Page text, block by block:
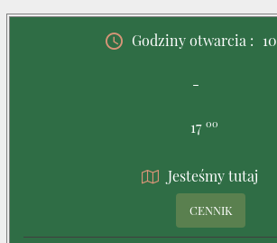
Godziny otwarcia : 10
-
17 00
Jesteśmy tutaj
CENNIK